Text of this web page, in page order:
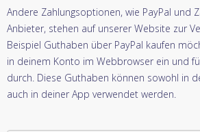
Andere Zahlungsoptionen, wie PayPal und
Anbieter, stehen auf unserer Website zur
Beispiel Guthaben über PayPal kaufen
in deinem Konto im Webbrowser ein und
durch. Diese Guthaben können sowohl in
auch in deiner App verwendet werden.